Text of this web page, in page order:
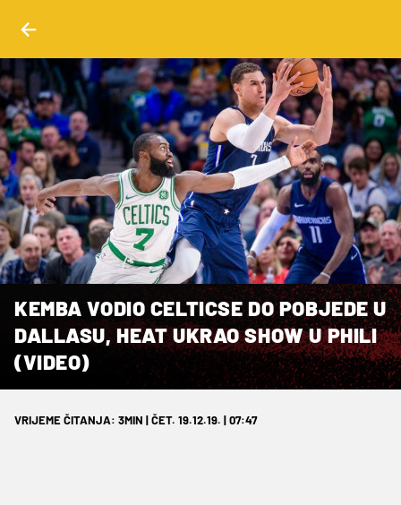
KEMBA VODIO CELTICSE DO POBJEDE U
DALLASU, HEAT UKRAO SHOW U PHILI
(VIDEO)
VRIJEME ČITANJA: 3MIN | ČET. 19.12.19. | 07:47